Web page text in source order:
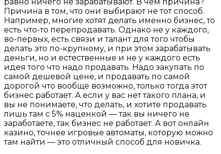
Причина в том, что они выбирают не тот способ.
Например, многие хотят делать именно бизнес, то
есть что-то перепродавать. Однако не у каждого,
во-первых, есть связи и талант для того чтобы
делать это по-крупному, и при этом зарабатывать
деньги, но и естественные и не у каждого есть
идея того что надо продавать. Надо закупать по
самой дешевой цене, и продавать по самой
дорогой что вообще возможно, только тогда этот
бизнес работает. А если у вас нет такого плана, и
вы не понимаете, что делать, и хотите продавать
лишь там с 5% наценкой — так вы ничего не
заработаете, так бизнес не работает. А вот онлайн
казино, точнее игровые автоматы, которую можно
там найти — это отличный способ для новичка.